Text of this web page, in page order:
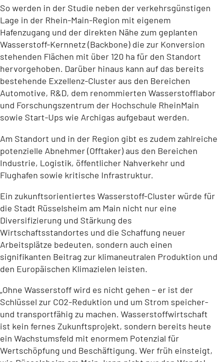
So werden in der Studie neben der verkehrsgünstigen
Lage in der Rhein-Main-Region mit eigenem
Hafenzugang und der direkten Nähe zum geplanten
Wasserstoff-Kernnetz (Backbone) die zur Konversion
stehenden Flächen mit über 120 ha für den Standort
hervorgehoben. Darüber hinaus kann auf das bereits
bestehende Exzellenz-Cluster aus den Bereichen
Automotive, R&D, dem renommierten Wasserstofflabor
und Forschungszentrum der Hochschule RheinMain
sowie Start-Ups wie Archigas aufgebaut werden.
Am Standort und in der Region gibt es zudem zahlreiche
potenzielle Abnehmer (Offtaker) aus den Bereichen
Industrie, Logistik, öffentlicher Nahverkehr und
Flughafen sowie kritische Infrastruktur.
Ein zukunftsorientiertes Wasserstoff-Cluster würde für
die Stadt Rüsselsheim am Main nicht nur eine
Diversifizierung und Stärkung des
Wirtschaftsstandortes und die Schaffung neuer
Arbeitsplätze bedeuten, sondern auch einen
signifikanten Beitrag zur klimaneutralen Produktion und
den Europäischen Klimazielen leisten.
„Ohne Wasserstoff wird es nicht gehen – er ist der
Schlüssel zur CO2-Reduktion und um Strom speicher-
und transportfähig zu machen. Wasserstoffwirtschaft
ist kein fernes Zukunftsprojekt, sondern bereits heute
ein Wachstumsfeld mit enormem Potenzial für
Wertschöpfung und Beschäftigung. Wer früh einsteigt,